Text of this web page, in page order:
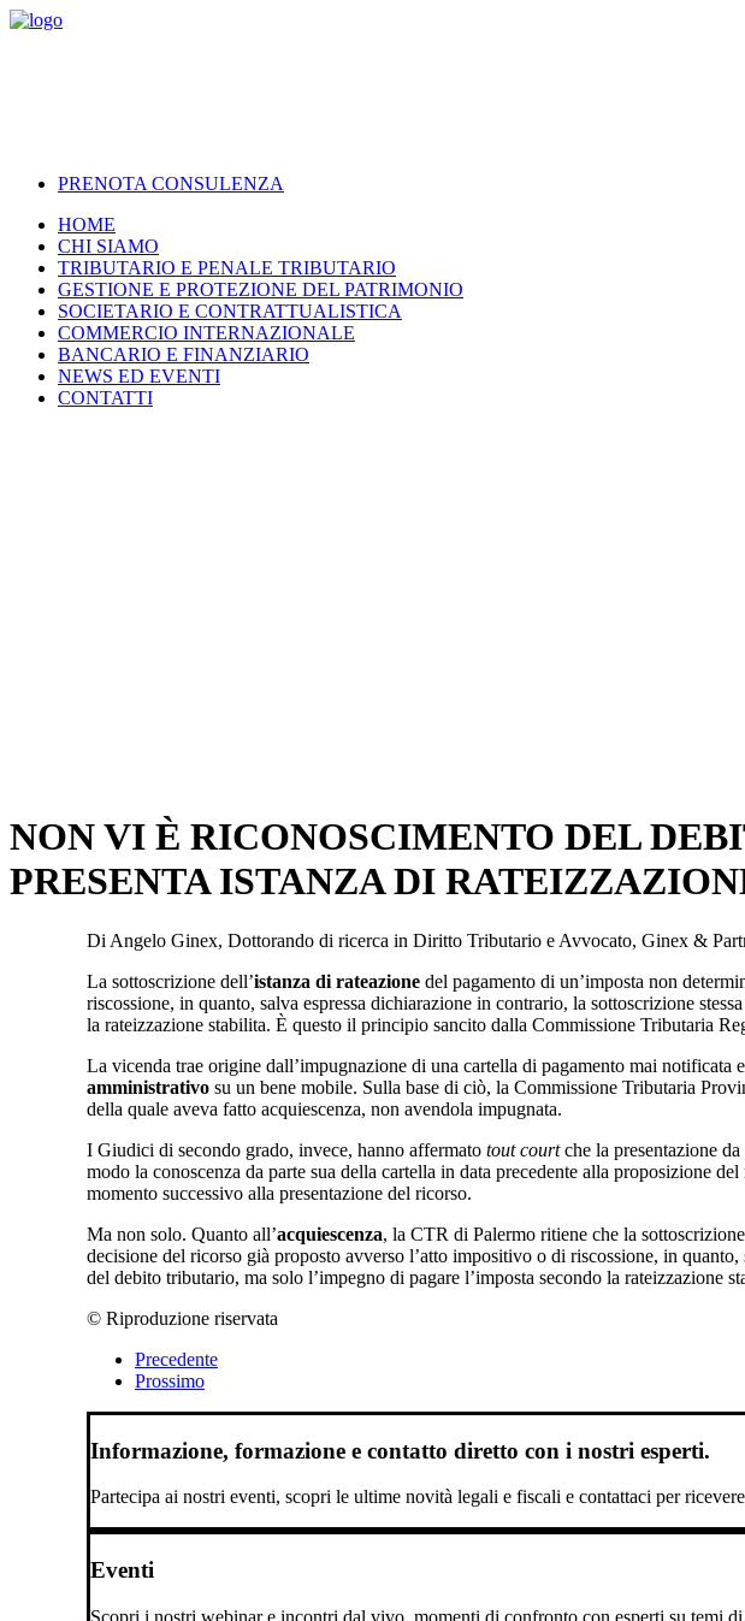
PRENOTA CONSULENZA
HOME
CHI SIAMO
TRIBUTARIO E PENALE TRIBUTARIO
GESTIONE E PROTEZIONE DEL PATRIMONIO
SOCIETARIO E CONTRATTUALISTICA
COMMERCIO INTERNAZIONALE
BANCARIO E FINANZIARIO
NEWS ED EVENTI
CONTATTI
NON VI È RICONOSCIMENTO DEL
PRESENTA ISTANZA DI
Di Angelo Ginex, Dottorando di ricerca in Diritto Tributario e Avvocato, Ginex &
La sottoscrizione dell’istanza di rateazione del pagamento di un’imposta non
riscossione, in quanto, salva espressa dichiarazione in contrario, la sottoscrizione stessa
la rateizzazione stabilita. È questo il principio sancito dalla Commissione Tributaria
La vicenda trae origine dall’impugnazione di una cartella di pagamento mai notificata
amministrativo su un bene mobile. Sulla base di ciò, la Commissione Tributaria
della quale aveva fatto acquiescenza, non avendola impugnata.
I Giudici di secondo grado, invece, hanno affermato tout courtche la presentazione
modo la conoscenza da parte sua della cartella in data precedente alla proposizione
momento successivo alla presentazione del ricorso.
Ma non solo. Quanto all’acquiescenza, la CTR di Palermo ritiene che la
decisione del ricorso già proposto avverso l’atto impositivo o di riscossione, in
del debito tributario, ma solo l’impegno di pagare l’imposta secondo la rateizzazione
© Riproduzione riservata
Precedente
Prossimo
Informazione, formazione e contatto diretto con i nostri esperti.
Partecipa ai nostri eventi, scopri le ultime novità legali e fiscali e contattaci per
Eventi
Scopri i nostri webinar e incontri dal vivo, momenti di confronto con esperti su temi